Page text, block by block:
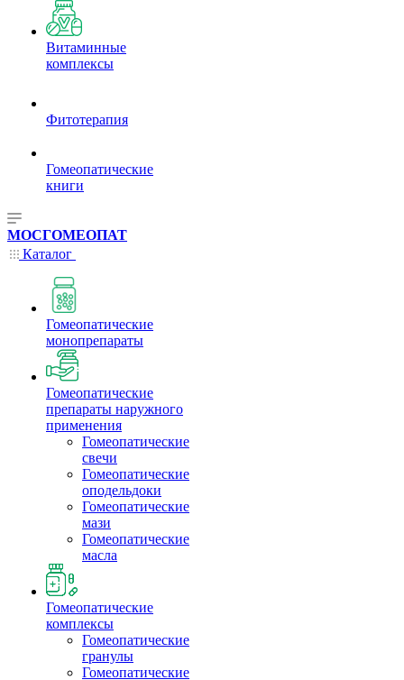
Витаминные
комплексы
Фитотерапия
Гомеопатические
книги
МОСГОМЕОПАТ
Каталог
Гомеопатические
монопрепараты
Гомеопатические
препараты наружного
применения
Гомеопатические
свечи
Гомеопатические
оподельдоки
Гомеопатические
мази
Гомеопатические
масла
Гомеопатические
комплексы
Гомеопатические
гранулы
Гомеопатические